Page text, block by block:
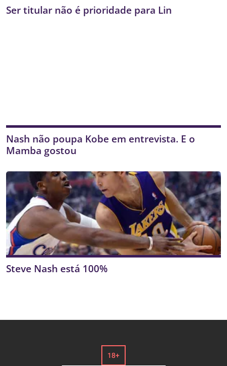
Ser titular não é prioridade para Lin
Nash não poupa Kobe em entrevista. E o
Mamba gostou
Steve Nash está 100%